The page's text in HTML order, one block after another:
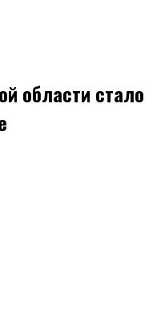
области стало